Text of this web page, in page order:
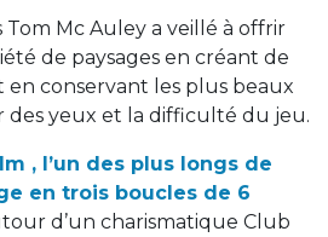
Tom Mc Auley a veillé à offrir
de paysages en créant de
en conservant les plus beaux
des yeux et la difficulté du jeu.
, l’un des plus longs de
en trois boucles de 6
d’un charismatique Club